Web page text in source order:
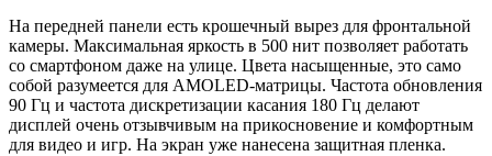
На передней панели есть крошечный вырез для фронтальной
камеры. Максимальная яркость в 500 нит позволяет работать
со смартфоном даже на улице. Цвета насыщенные, это само
собой разумеется для AMOLED-матрицы. Частота обновления
90 Гц и частота дискретизации касания 180 Гц делают
дисплей очень отзывчивым на прикосновение и комфортным
для видео и игр. На экран уже нанесена защитная пленка.